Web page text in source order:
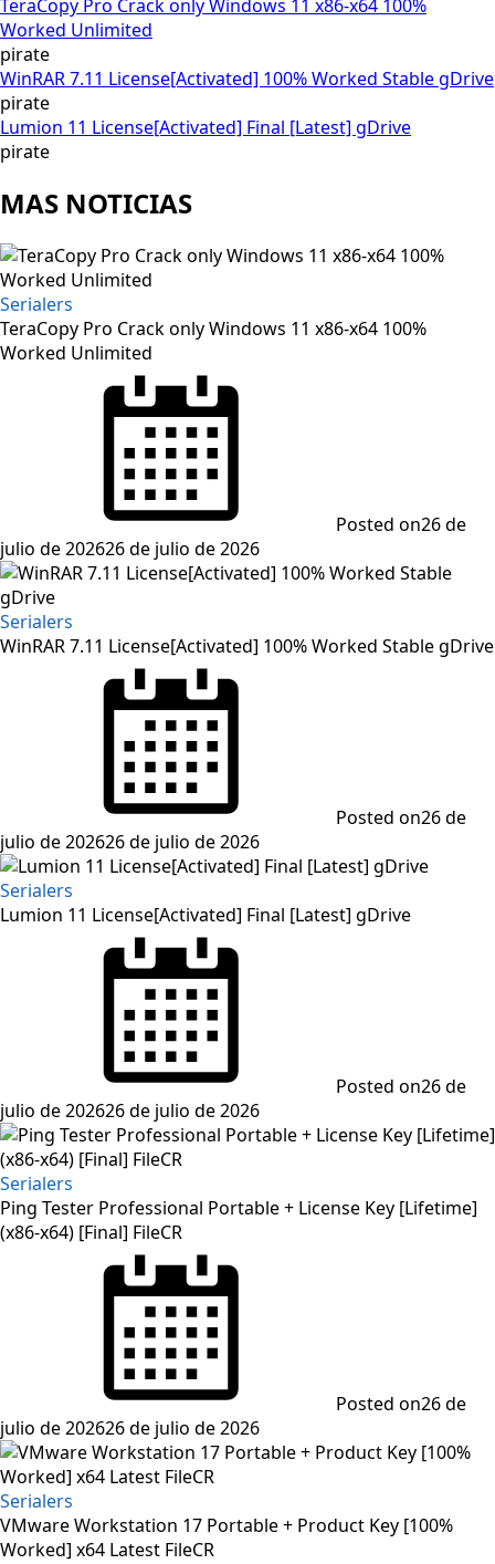
TeraCopy Pro Crack only Windows 11 x86-x64 100%
Worked Unlimited
pirate
WinRAR 7.11 License[Activated] 100% Worked Stable gDrive
pirate
Lumion 11 License[Activated] Final [Latest] gDrive
pirate
MAS NOTICIAS
Serialers
TeraCopy Pro Crack only Windows 11 x86-x64 100%
Worked Unlimited
Posted on26 de
julio de 202626 de julio de 2026
Serialers
WinRAR 7.11 License[Activated] 100% Worked Stable gDrive
Posted on26 de
julio de 202626 de julio de 2026
Serialers
Lumion 11 License[Activated] Final [Latest] gDrive
Posted on26 de
julio de 202626 de julio de 2026
Serialers
Ping Tester Professional Portable + License Key [Lifetime]
(x86-x64) [Final] FileCR
Posted on26 de
julio de 202626 de julio de 2026
Serialers
VMware Workstation 17 Portable + Product Key [100%
Worked] x64 Latest FileCR